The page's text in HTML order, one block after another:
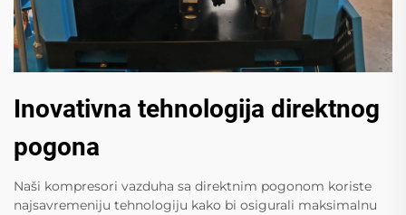
Inovativna tehnologija direktnog
pogona
Naši kompresori vazduha sa direktnim pogonom koriste
najsavremeniju tehnologiju kako bi osigurali maksimalnu